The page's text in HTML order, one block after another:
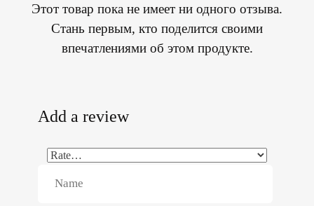
Этот товар пока не имеет ни одного отзыва.
Стань первым, кто поделится своими
впечатлениями об этом продукте.
Add a review